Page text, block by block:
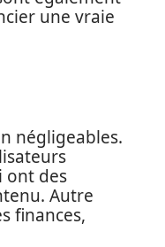
une vraie
négligeables.
ont des
Autre
finances,